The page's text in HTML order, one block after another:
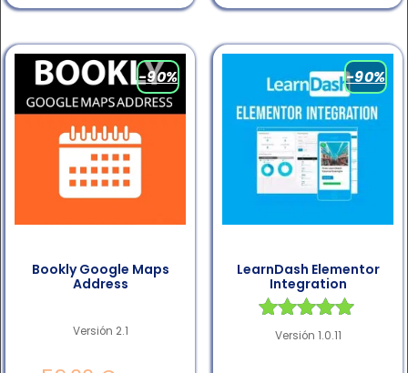
-90%
Bookly Google Maps
Address
Versión 2.1
-90%
LearnDash Elementor
Integration
Valorado en
de 5
Versión 1.0.11